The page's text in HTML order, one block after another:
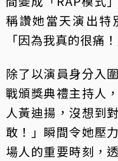
稱讚她當天演出特
「因為我真的很痛！
除了以演員身分入
戰頒獎典禮主持人
人黃迪揚，沒想到
敢！」瞬間令她壓
場人的重要時刻，